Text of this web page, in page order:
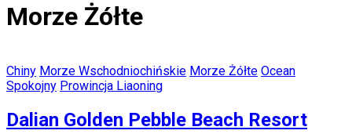
Morze Żółte
Chiny Morze Wschodniochińskie Morze Żółte Ocean
Spokojny Prowincja Liaoning
Dalian Golden Pebble Beach Resort